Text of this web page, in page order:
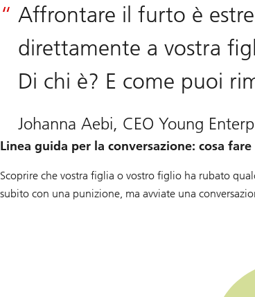
Affrontare il furto è
direttamente a vostra
Di chi è? E come puoi
Johanna Aebi, CEO Young
Linea guida per la conversazione: cosa
Scoprire che vostra figlia o vostro figlio ha rubato
subito con una punizione, ma avviate una